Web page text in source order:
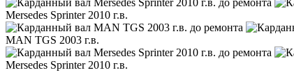
Mersedes Sprinter 2010 г.в.
MAN TGS 2003 г.в.
Mersedes Sprinter 2010 г.в.